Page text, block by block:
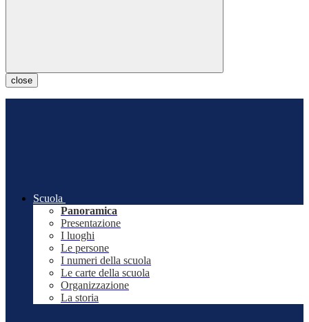
close
Scuola
Panoramica
Presentazione
I luoghi
Le persone
I numeri della scuola
Le carte della scuola
Organizzazione
La storia